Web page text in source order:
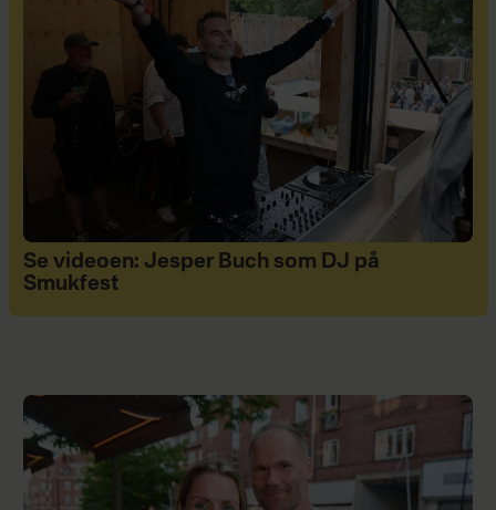
Se videoen: Jesper Buch som DJ på
Smukfest